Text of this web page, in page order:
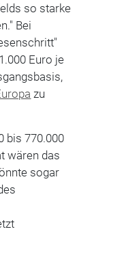
so starke
Bei
Euro je
zu
bis 770.000
wären das
sogar